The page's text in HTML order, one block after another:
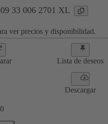
33 006 2701 XL
ver precios y disponibilidad.
Lista de deseos
Descargar
0